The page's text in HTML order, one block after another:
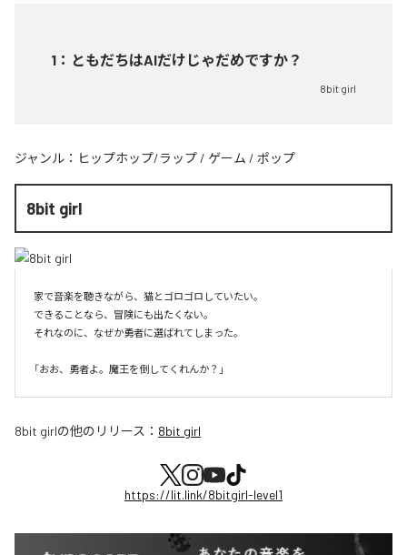
1 ： ともだちはAIだけじゃだめですか？
8bit girl
ジャンル： ヒップホップ/ラップ / ゲーム / ポップ
8bit girl
家で音楽を聴きながら、猫とゴロゴロしていたい。
できることなら、冒険にも出たくない。
それなのに、なぜか勇者に選ばれてしまった。
8bit girlの他のリリース： 8bit girl
https://lit.link/8bitgirl-level1